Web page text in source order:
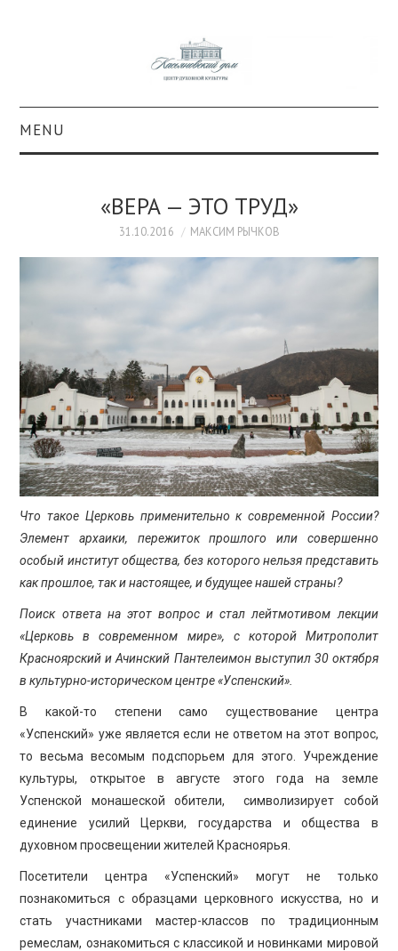
MENU
КОЛЛЕКЦИИ
ОБРАЗОВАНИЕ
ПРОСВЕЩЕНИЕ
«ВЕРА — ЭТО ТРУД»
31.10.2016 МАКСИМ РЫЧКОВ
Что такое Церковь применительно к современной России?
Элемент архаики, пережиток прошлого или совершенно
особый институт общества, без которого нельзя представить
как прошлое, так и настоящее, и будущее нашей страны?
Поиск ответа на этот вопрос и стал лейтмотивом лекции
«Церковь в современном мире», с которой Митрополит
Красноярский и Ачинский Пантелеимон выступил 30 октября
в культурно-историческом центре «Успенский».
В какой-то степени само существование центра
«Успенский» уже является если не ответом на этот вопрос,
то весьма весомым подспорьем для этого. Учреждение
культуры, открытое в августе этого года на земле
Успенской монашеской обители, символизирует собой
единение усилий Церкви, государства и общества в
духовном просвещении жителей Красноярья.
Посетители центра «Успенский» могут не только
познакомиться с образцами церковного искусства, но и
стать участниками мастер-классов по традиционным
ремеслам, ознакомиться с классикой и новинками мировой